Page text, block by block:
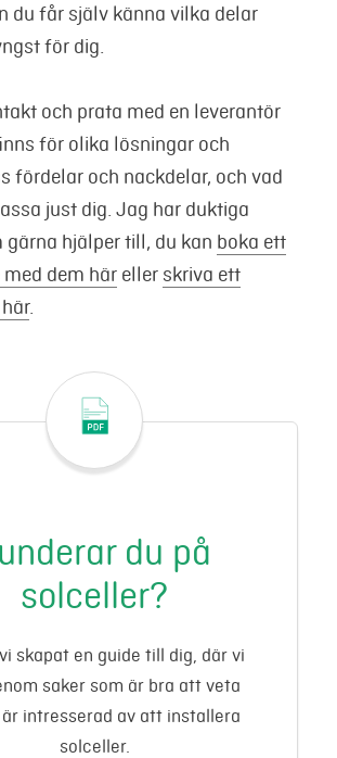
du får själv känna vilka delar
för dig.
och prata med en leverantör
för olika lösningar och
fördelar och nackdelar, och vad
just dig. Jag har duktiga
gärna hjälper till, du kan boka ett
dem häreller skriva ett
.
du på
solceller?
skapat en guide till dig, där vi
saker som är bra att veta
är intresserad av att installera
solceller.